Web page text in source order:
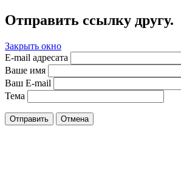
Отправить ссылку другу.
Закрыть окно
E-mail адресата
Ваше имя
Ваш E-mail
Тема
Отправить Отмена